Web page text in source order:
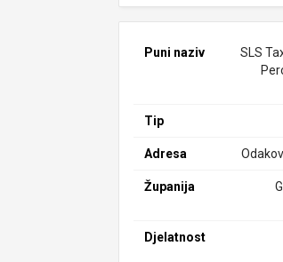
Puni naziv
SLS
Tip
Adresa
Županija
Djelatnost